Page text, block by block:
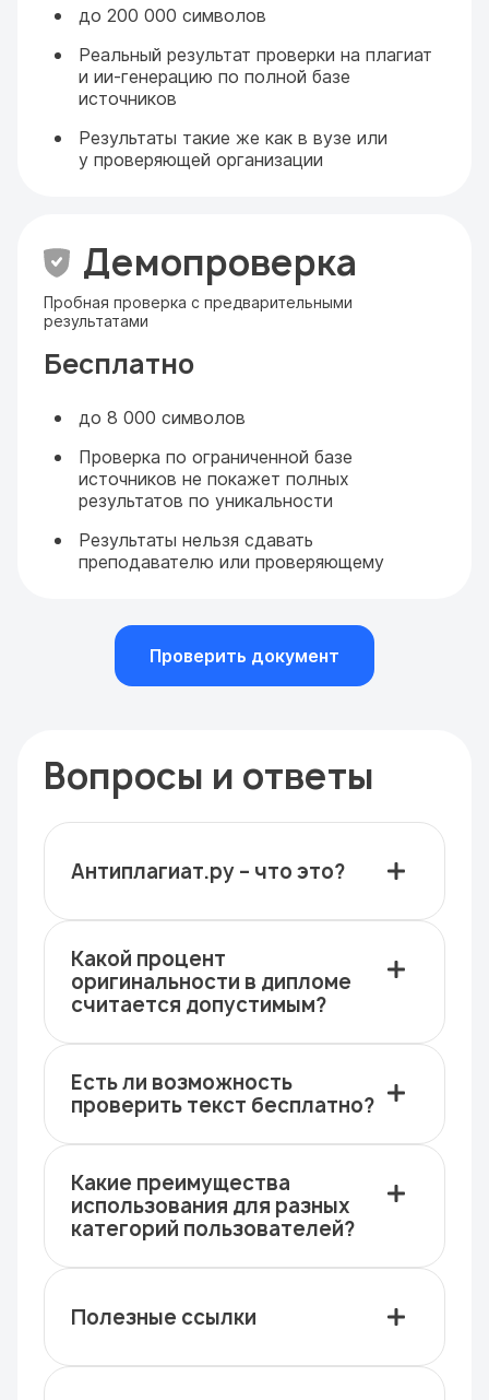
до 200 000 символов
Реальный результат проверки на плагиат
и ии-генерацию по полной базе
источников
Результаты такие же как в вузе или
у проверяющей организации
Демопроверка
Пробная проверка с предварительными
результатами
Бесплатно
до 8 000 символов
Проверка по ограниченной базе
источников не покажет полных
результатов по уникальности
Результаты нельзя сдавать
преподавателю или проверяющему
Проверить документ
Вопросы и ответы
Антиплагиат.ру – что это?
Какой процент
оригинальности в дипломе
считается допустимым?
Есть ли возможность
проверить текст бесплатно?
Какие преимущества
использования для разных
категорий пользователей?
Полезные ссылки